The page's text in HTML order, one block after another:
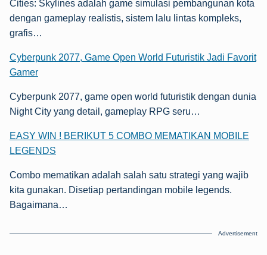
Cities: Skylines adalah game simulasi pembangunan kota
dengan gameplay realistis, sistem lalu lintas kompleks,
grafis…
Cyberpunk 2077, Game Open World Futuristik Jadi Favorit
Gamer
Cyberpunk 2077, game open world futuristik dengan dunia
Night City yang detail, gameplay RPG seru…
EASY WIN ! BERIKUT 5 COMBO MEMATIKAN MOBILE
LEGENDS
Combo mematikan adalah salah satu strategi yang wajib
kita gunakan. Disetiap pertandingan mobile legends.
Bagaimana…
Advertisement